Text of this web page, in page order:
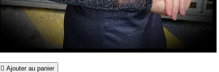
 Ajouter au panier